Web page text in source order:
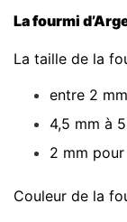
La fourmi
La taille de la
entre 2
4,5 mm à
2 mm pour
Couleur de la